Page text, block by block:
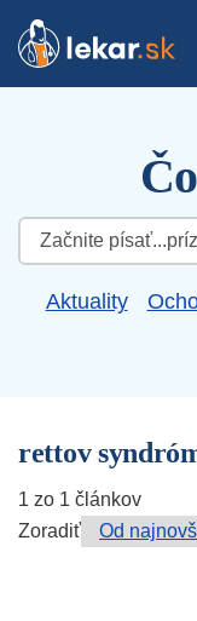
Hľadať:
Aktuality
rettov
1 zo 1 článkov
Zoradiť